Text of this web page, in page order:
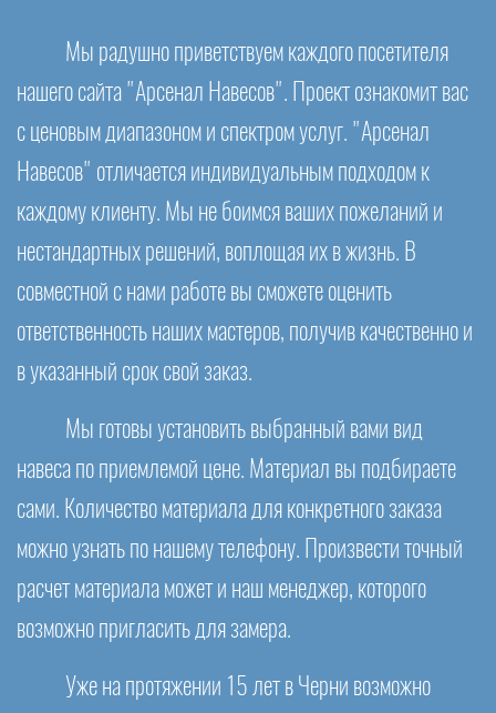
Мы радушно приветствуем каждого посетителя
нашего сайта "Арсенал Навесов". Проект ознакомит вас
с ценовым диапазоном и спектром услуг. "Арсенал
Навесов" отличается индивидуальным подходом к
каждому клиенту. Мы не боимся ваших пожеланий и
нестандартных решений, воплощая их в жизнь. В
совместной с нами работе вы сможете оценить
ответственность наших мастеров, получив качественно и
в указанный срок свой заказ.
Мы готовы установить выбранный вами вид
навеса по приемлемой цене. Материал вы подбираете
сами. Количество материала для конкретного заказа
можно узнать по нашему телефону. Произвести точный
расчет материала может и наш менеджер, которого
возможно пригласить для замера.
Уже на протяжении 15 лет в Черни возможно